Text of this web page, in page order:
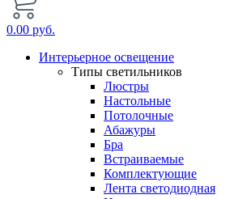
0.00 руб.
Интерьерное освещение
Типы светильников
Люстры
Настольные
Потолочные
Абажуры
Бра
Встраиваемые
Комплектующие
Лента светодиодная